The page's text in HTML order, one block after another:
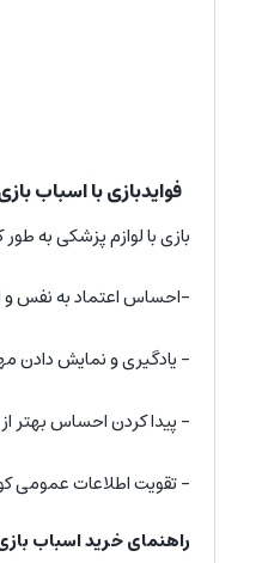
فوایدبازی با اسباب
بازی با لوازم پزشکی به
-احساس اعتماد به نفس و
- یادگیری و نمایش دادن
- پیدا کردن احساس بهتر
- تقویت اطلاعات عمومی
راهنمای خرید اسباب